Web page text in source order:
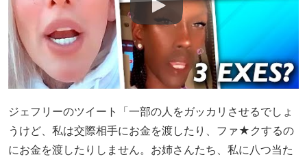
ジェフリーのツイート「一部の人をガッカリさせるでしょ
うけど、私は交際相手にお金を渡したり、ファ★クするの
にお金を渡したりしません。お姉さんたち、私に八つ当た